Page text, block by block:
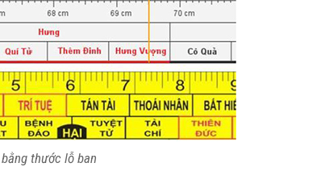
thước lỗ ban